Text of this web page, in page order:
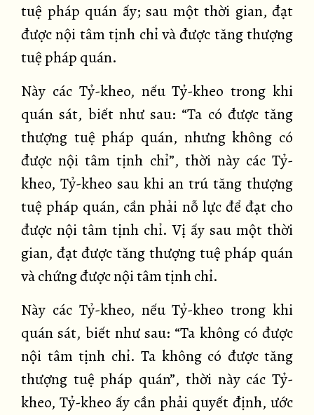
tuệ pháp quán ấy; sau một thời gian, đạt
được nội tâm tịnh chỉ và được tăng thượng
tuệ pháp quán.
Này các Tỷ-kheo, nếu Tỷ-kheo trong khi
quán sát, biết như sau: “Ta có được tăng
thượng tuệ pháp quán, nhưng không có
được nội tâm tịnh chỉ”, thời này các Tỷ-
kheo, Tỷ-kheo sau khi an trú tăng thượng
tuệ pháp quán, cần phải nỗ lực để đạt cho
được nội tâm tịnh chỉ. Vị ấy sau một thời
gian, đạt được tăng thượng tuệ pháp quán
và chứng được nội tâm tịnh chỉ.
Này các Tỷ-kheo, nếu Tỷ-kheo trong khi
quán sát, biết như sau: “Ta không có được
nội tâm tịnh chỉ. Ta không có được tăng
thượng tuệ pháp quán”, thời này các Tỷ-
kheo, Tỷ-kheo ấy cần phải quyết định, ước